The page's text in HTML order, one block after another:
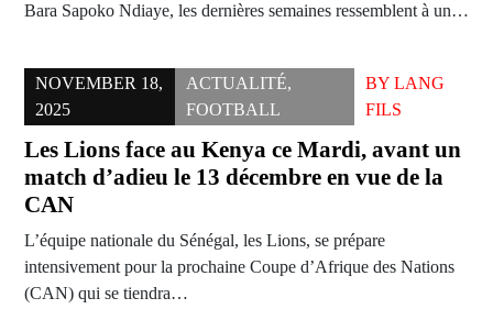
Bara Sapoko Ndiaye, les dernières semaines ressemblent à un…
NOVEMBER 18,
2025
ACTUALITÉ,
FOOTBALL
BYLANG
FILS
Les Lions face au Kenya ce Mardi, avant un
match d’adieu le 13 décembre en vue de la
CAN
L’équipe nationale du Sénégal, les Lions, se prépare
intensivement pour la prochaine Coupe d’Afrique des Nations
(CAN) qui se tiendra…